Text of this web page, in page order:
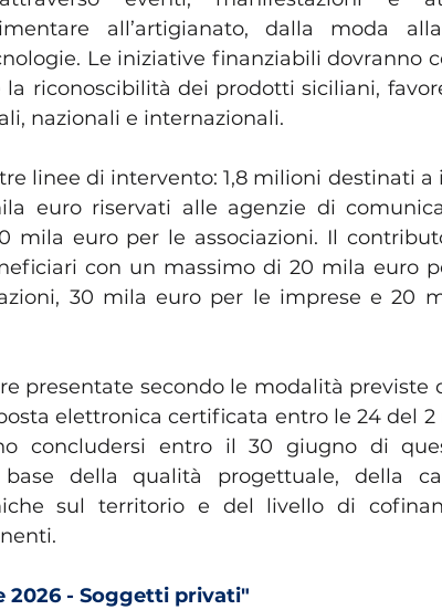
all’artigianato, dalla moda
Le iniziative finanziabili dovranno
riconoscibilità dei prodotti siciliani,
nazionali e internazionali.
linee di intervento: 1,8 milioni destinati a
euro riservati alle agenzie di
mila euro per le associazioni. Il
con un massimo di 20 mila euro
30 mila euro per le imprese e 20
presentate secondo le modalità previste
elettronica certificata entro le 24 del 2
concludersi entro il 30 giugno di
base della qualità progettuale, della
sul territorio e del livello di
2026 - Soggetti privati"